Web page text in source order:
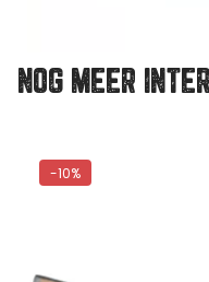
NOG MEER
-10%